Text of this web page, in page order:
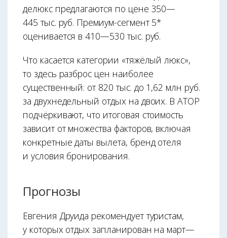
делюкс предлагаются по цене 350—
445 тыс. руб. Премиум-сегмент 5*
оценивается в 410—530 тыс. руб.
Что касается категории «тяжёлый люкс»,
то здесь разброс цен наиболее
существенный: от 820 тыс. до 1,62 млн руб.
за двухнедельный отдых на двоих. В АТОР
подчёркивают, что итоговая стоимость
зависит от множества факторов, включая
конкретные даты вылета, бренд отеля
и условия бронирования.
Прогнозы
Евгения Друида рекомендует туристам,
у которых отдых запланирован на март—